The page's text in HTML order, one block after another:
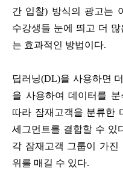
간 입찰) 방식의 광고는
수강생들 눈에 띄고 더
는 효과적인 방법이다.
딥러닝(DL)을 사용하면
을 사용하여 데이터를
따라 잠재고객을 분류한
세그먼트를 결합할 수 있
각 잠재고객 그룹이 가
위를 매길 수 있다.